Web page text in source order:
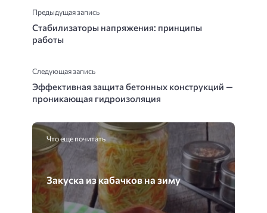
Предыдущая запись
Стабилизаторы напряжения: принципы
работы
Следующая запись
Эффективная защита бетонных конструкций —
проникающая гидроизоляция
Что еще почитать
Закуска из кабачков на зиму